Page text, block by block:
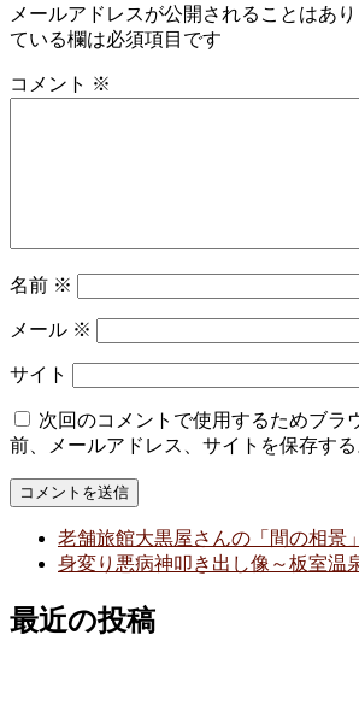
メールアドレスが公開されることはあり
ている欄は必須項目です
コメント ※
名前 ※
メール ※
サイト
次回のコメントで使用するためブラ
前、メールアドレス、サイトを保存する
老舗旅館大黒屋さんの「間の相景」
身変り悪病神叩き出し像～板室温
最近の投稿